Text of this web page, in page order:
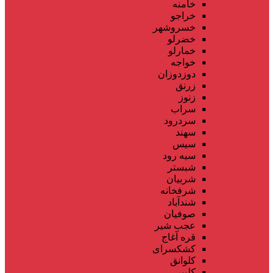
خامنه
خراجو
خسروشهر
خضرلو
خمارلو
خواجه
دوزدوزان
زرنق
زنوز
سراب
سردرود
سهند
سیس
سیه رود
شبستر
شربیان
شرفخانه
شندآباد
صوفیان
عجب شیر
قره آغاج
کشکسرای
کلوانق